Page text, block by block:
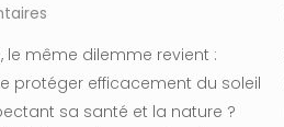
le même dilemme revient :
protéger efficacement du soleil
sa santé et la nature ?